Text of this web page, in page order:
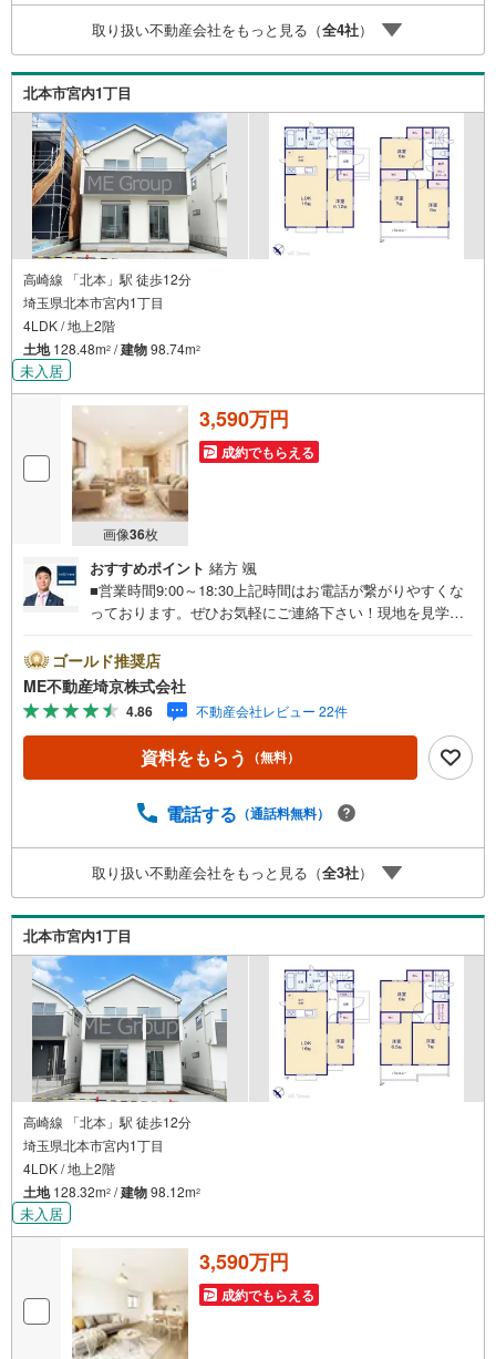
マイカーでも安心！2.チャイルドスペース、授乳室、ベビ
ーベッド完備3.他にもファミリーに優しい『あったら良い
な』がここにある！ミルク用浄水サーバー、紙おむつ、ア
メニティ、大型個室2部屋、各ブースモニター等
取り扱い不動産会社をもっと見る（全4社）
北本市宮内1丁目
高崎線 「北本」駅 徒歩12分
埼玉県北本市宮内1丁目
4LDK / 地上2階
土地128.48m2 /建物98.74m2
未入居
画像36枚
3,590万円
成約でもらえる
おすすめポイント 緒方 颯
■営業時間9:00～18:30上記時間はお電話が繋がりやすくな
っております。ぜひお気軽にご連絡下さい！現地を見学さ
ご希望の日時をご記入いただけますとスムーズにご案内が
可能です。■ご来店特典1.ご見学、ご来店後にアンケート記
入でもれなく3、000円のQUOカードプレゼント（1組様1回
限り後日郵送）2.未公開の物件情報をご紹介3.不動産ご購
入、ご売却、太陽光発電システムご検討中のお客様、ご紹
介でもれなくQUOカード3、000円分プレゼント更にご紹介
円のご紹介料をお支払いさせて頂きます！詳しくはスタッ
マイカーでも安心！2.チャイルドスペース、授乳室、ベビ
ーベッド完備3.他にもファミリーに優しい『あったら良い
な』がここにある！ミルク用浄水サーバー、紙おむつ、ア
メニティ、大型個室2部屋、各ブースモニター等
ゴールド推奨店
ME不動産埼京株式会社
4.86 不動産会社レビュー 22件
資料をもらう （無料）
電話する （通話料無料）
取り扱い不動産会社をもっと見る（全3社）
北本市宮内1丁目
高崎線 「北本」駅 徒歩12分
埼玉県北本市宮内1丁目
4LDK / 地上2階
土地128.32m2 /建物98.12m2
未入居
3,590万円
成約でもらえる